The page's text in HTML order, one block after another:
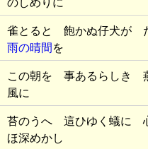
のしめりに
雀とると 飽かぬ仔犬が
雨の晴間 を
この朝を 事あるらしき
風に
苔のうへ 這ひゆく蟻に
ほ深めかし